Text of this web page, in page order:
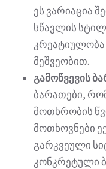
ეს ვარიაცია
სწავლის
მეშვეობით.
გამოწვევის
ბარათები,
მოთხრობის
მოთხოვნები
გარკვეული
კონკრეტული